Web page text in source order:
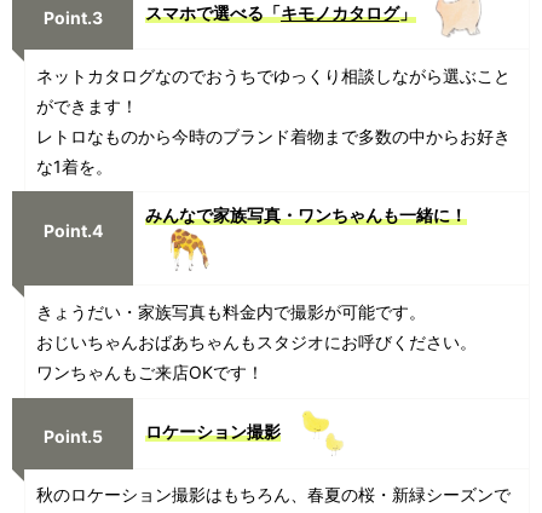
Point.3 スマホで選べる「キモノカタログ」
ネットカタログなのでおうちでゆっくり相談しながら選ぶこと
ができます！
レトロなものから今時のブランド着物まで多数の中からお好き
な1着を。
Point.4
みんなで家族写真・ワンちゃんも一緒に！
きょうだい・家族写真も料金内で撮影が可能です。
おじいちゃんおばあちゃんもスタジオにお呼びください。
ワンちゃんもご来店OKです！
Point.5 ロケーション撮影
秋のロケーション撮影はもちろん、春夏の桜・新緑シーズンで